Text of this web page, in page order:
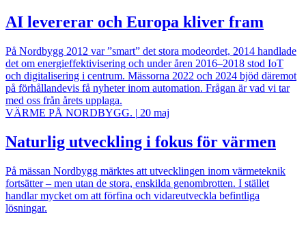
AI levererar och Europa kliver fram
På Nordbygg 2012 var ”smart” det stora modeordet, 2014 handlade
det om energieffektivisering och under åren 2016–2018 stod IoT
och digitalisering i centrum. Mässorna 2022 och 2024 bjöd däremot
på förhållandevis få nyheter inom automation. Frågan är vad vi tar
med oss från årets upplaga.
VÄRME PÅ NORDBYGG. | 20 maj
Naturlig utveckling i fokus för värmen
På mässan Nordbygg märktes att utvecklingen inom värmeteknik
fortsätter – men utan de stora, enskilda genombrotten. I stället
handlar mycket om att förfina och vidareutveckla befintliga
lösningar.